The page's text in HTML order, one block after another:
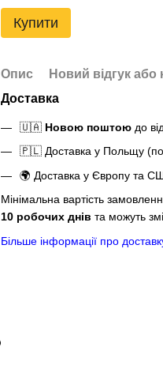
Купити
Опис
Новий відгук або
Доставка
🇺🇦 Новою поштою до
🇵🇱 Доставка у Польщу
🌍 Доставка у Європу та
Мінімальна вартість
10 робочих днів та можуть
Більше інформації про